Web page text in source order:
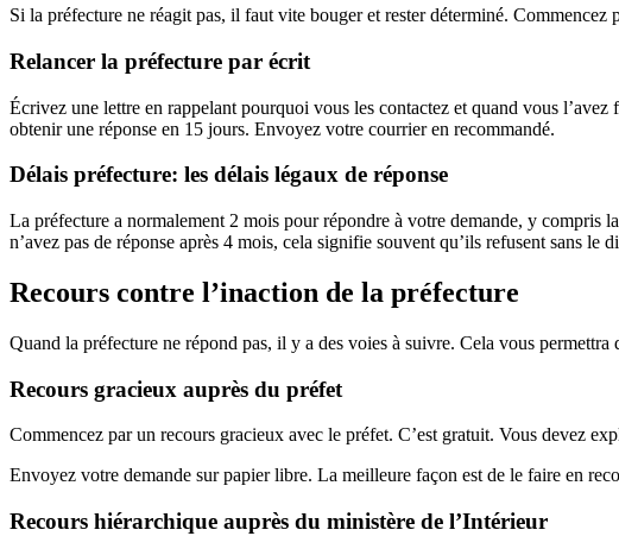
Si la préfecture ne réagit pas, il faut vite bouger et rester déterminé. Commencez
Relancer la préfecture par écrit
Écrivez une lettre en rappelant pourquoi vous les contactez et quand vous
obtenir une réponse en 15 jours. Envoyez votre courrier en recommandé.
Délais préfecture: les délais légaux de réponse
La préfecture a normalement 2 mois pour répondre à votre demande, y compris la
n’avez pas de réponse après 4 mois, cela signifie souvent qu’ils refusent sans le
Recours contre l’inaction de la préfecture
Quand la préfecture ne répond pas, il y a des voies à suivre. Cela vous permettra
Recours gracieux auprès du préfet
Commencez par un recours gracieux avec le préfet. C’est gratuit. Vous devez
Envoyez votre demande sur papier libre. La meilleure façon est de le faire en
Recours hiérarchique auprès du ministère de l’Intérieur